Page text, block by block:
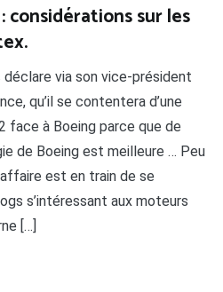
considérations sur les
déclare via son vice-président
qu’il se contentera d’une
face à Boeing parce que de
de Boeing est meilleure … Peu
est en train de se
s’intéressant aux moteurs
[…]